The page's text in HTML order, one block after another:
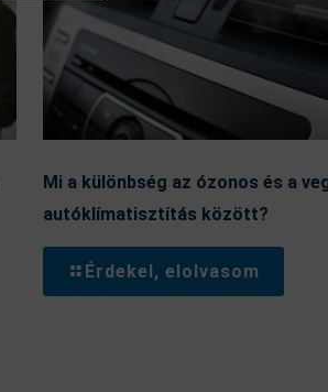
Mi a különbség az ózonos és a
autóklímatisztítás között?
Érdekel, elolvasom